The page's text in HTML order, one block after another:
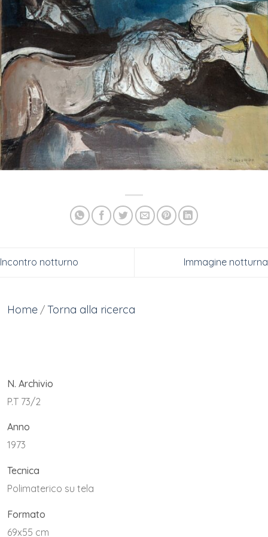
Incontro notturno Immagine notturna
Home / Torna alla ricerca
N. Archivio
P.T 73/2
Anno
1973
Tecnica
Polimaterico su tela
Formato
69x55 cm